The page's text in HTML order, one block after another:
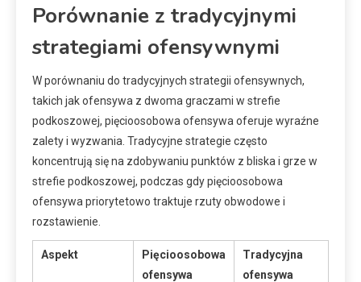
Porównanie z tradycyjnymi
strategiami ofensywnymi
W porównaniu do tradycyjnych strategii ofensywnych,
takich jak ofensywa z dwoma graczami w strefie
podkoszowej, pięcioosobowa ofensywa oferuje wyraźne
zalety i wyzwania. Tradycyjne strategie często
koncentrują się na zdobywaniu punktów z bliska i grze w
strefie podkoszowej, podczas gdy pięcioosobowa
ofensywa priorytetowo traktuje rzuty obwodowe i
rozstawienie.
Aspekt
Pięcioosobowa
ofensywa
Tradycyjna
ofensywa